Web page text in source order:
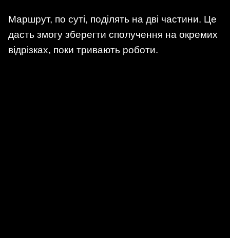
Маршрут, по суті, поділять на дві частини. Це
дасть змогу зберегти сполучення на окремих
відрізках, поки тривають роботи.